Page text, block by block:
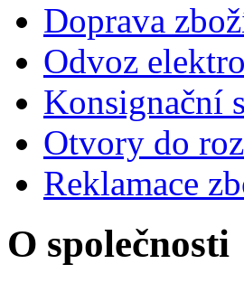
Doprava
Odvoz
Konsignační
Otvory do
Reklamace
O společnosti